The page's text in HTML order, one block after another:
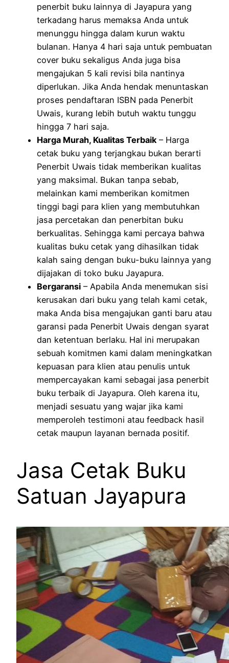
penerbit buku lainnya di Jayapura yang
terkadang harus memaksa Anda untuk
menunggu hingga dalam kurun waktu
bulanan. Hanya 4 hari saja untuk pembuatan
cover buku sekaligus Anda juga bisa
mengajukan 5 kali revisi bila nantinya
diperlukan. Jika Anda hendak menuntaskan
proses pendaftaran ISBN pada Penerbit
Uwais, kurang lebih butuh waktu tunggu
hingga 7 hari saja.
Harga Murah, Kualitas Terbaik – Harga
cetak buku yang terjangkau bukan berarti
Penerbit Uwais tidak memberikan kualitas
yang maksimal. Bukan tanpa sebab,
melainkan kami memberikan komitmen
tinggi bagi para klien yang membutuhkan
jasa percetakan dan penerbitan buku
berkualitas. Sehingga kami percaya bahwa
kualitas buku cetak yang dihasilkan tidak
kalah saing dengan buku-buku lainnya yang
dijajakan di toko buku Jayapura.
Bergaransi – Apabila Anda menemukan sisi
kerusakan dari buku yang telah kami cetak,
maka Anda bisa mengajukan ganti baru atau
garansi pada Penerbit Uwais dengan syarat
dan ketentuan berlaku. Hal ini merupakan
sebuah komitmen kami dalam meningkatkan
kepuasan para klien atau penulis untuk
mempercayakan kami sebagai jasa penerbit
buku terbaik di Jayapura. Oleh karena itu,
menjadi sesuatu yang wajar jika kami
memperoleh testimoni atau feedback hasil
cetak maupun layanan bernada positif.
Jasa Cetak Buku
Satuan Jayapura